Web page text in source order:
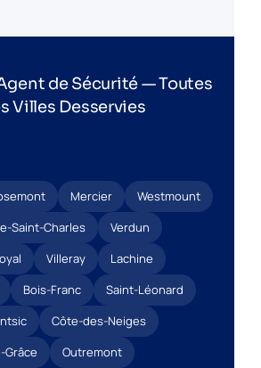
de Sécurité — Toutes
Villes Desservies
Mercier
Westmount
Saint-Charles
Verdun
Villeray
Lachine
Bois-Franc
Saint-Léonard
Côte-des-Neiges
Grâce
Outremont